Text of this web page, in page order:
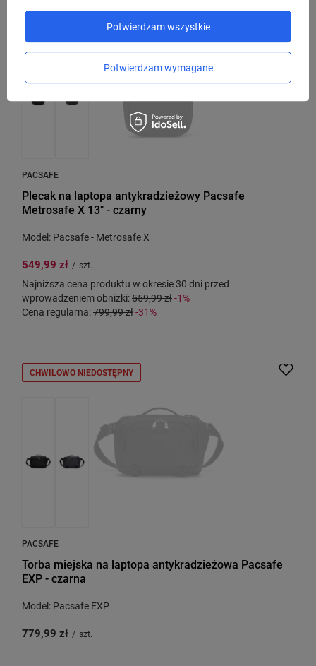
PACSAFE
Plecak na laptopa antykradzieżowy Pacsafe
Metrosafe X 13" - czarny
Model: Pacsafe - Metrosafe X
549,99 zł / szt.
Najniższa cena produktu w okresie 30 dni przed
wprowadzeniem obniżki:559,99 zł-1%
Cena regularna:799,99 zł-31%
CHWILOWO NIEDOSTĘPNY
PACSAFE
Torba miejska na laptopa antykradzieżowa Pacsafe
EXP - czarna
Model: Pacsafe EXP
779,99 zł / szt.
Potwierdzam wymagane
Potwierdzam wszystkie